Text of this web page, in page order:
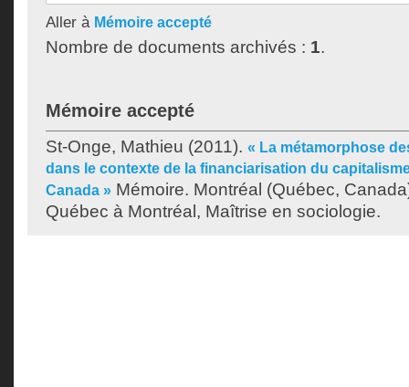
Aller à Mémoire accepté
Nombre de documents archivés : 1.
Mémoire accepté
St-Onge, Mathieu (2011). « La métamorphose
dans le contexte de la financiarisation du
Canada » Mémoire. Montréal (Québec,
Québec à Montréal, Maîtrise en sociologie.